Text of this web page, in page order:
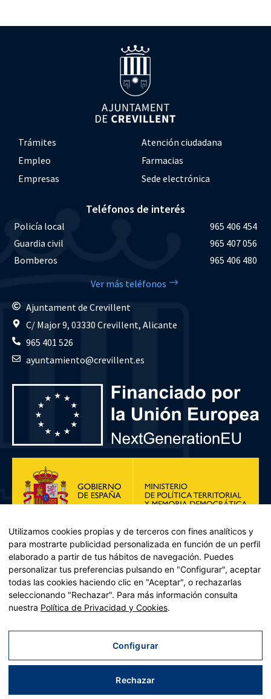
Trámites
Atención ciudadana
Empleo
Farmacias
Empresas
Sede electrónica
Teléfonos de interés
Policía local
965 406 454
Guardia civil
965 407 056
Bomberos
965 406 480
Ver más teléfonos
Ajuntament de Crevillent
C/ Major 9, 03330 Crevillent, Alicante
965 401 526
ayuntamiento@crevillent.es
Plan de Recuperación, Transformación y Resiliencia – Financiado por
Recuperación y resiliencia, establecido por el Reglamento (UE)
2021/241 del Parlamento Europeo y del Consejo, de 12 de febrero
Utilizamos cookies propias y de terceros con fines analíticos y
para mostrarte publicidad personalizada en función de un perfil
elaborado a partir de tus hábitos de navegación. Puedes
personalizar tus preferencias pulsando en "Configurar", aceptar
todas las cookies haciendo clic en "Aceptar", o rechazarlas
seleccionando "Rechazar". Para más información consulta
nuestra Política de Privacidad y Cookies.
Configurar
Rechazar